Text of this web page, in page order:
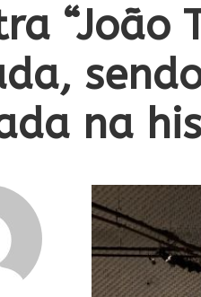
“João
na